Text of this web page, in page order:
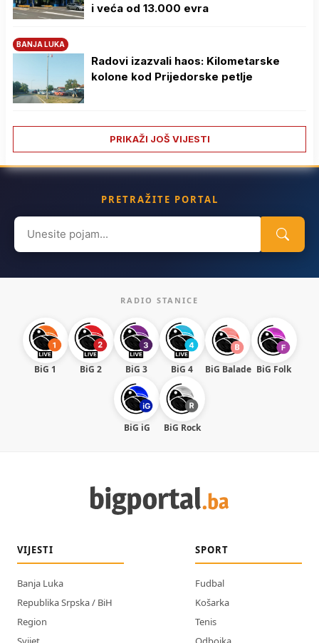
i veća od 13.000 evra
BANJA LUKA
Radovi izazvali haos: Kilometarske
kolone kod Prijedorske petlje
PRIKAŽI JOŠ VIJESTI
PRETRAŽITE PORTAL
Search
for:
RADIO STANICE
BiG 1 BiG 2 BiG 3 BiG 4 BiG Balade BiG Folk
BiG iG BiG Rock
VIJESTI
Banja Luka
Republika Srpska / BiH
Region
SPORT
Fudbal
Košarka
Tenis